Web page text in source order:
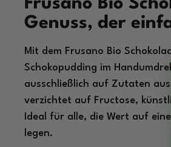
Frusano Bio
Genuss, der
Mit dem Frusano Bio
Schokopudding im
ausschließlich auf Zutaten
verzichtet auf Fructose,
Ideal für alle, die Wert auf
legen.